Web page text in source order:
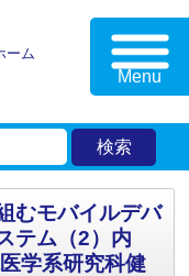
ーム
Menu
むモバイルデバ
テム（2）内
学系研究科健